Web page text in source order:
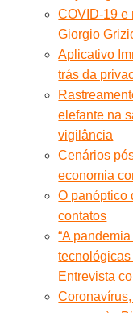
COVID-19 e
Giorgio
Aplicativo
trás da
elefante na
vigilância
Cenários
economia
O panóptico
contatos
“A
tecnológicas
Entrevista